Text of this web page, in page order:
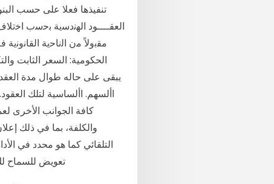
اﻟﻌﻘــــود اﻟﻬﻧدﺳﻳﺔ ﺑﺣﺳب
ﻣﻘﺑوﻻً ﻣن اﻟﻧﺎﺣﻳﺔ
الحكومية: السعر الثابت
يبقى على حاله طوال مدة
األسهم. األساسية لتلك
كافة الجوانب الأخرى
والكلفة، بما في ذلك
التلقائي كما هو محدد في
تعويض للسماح